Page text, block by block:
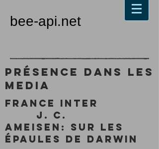
bee-api.net
Présence dans les
Media
France inter
J. C.
Ameisen: sur les
épaules de Darwin